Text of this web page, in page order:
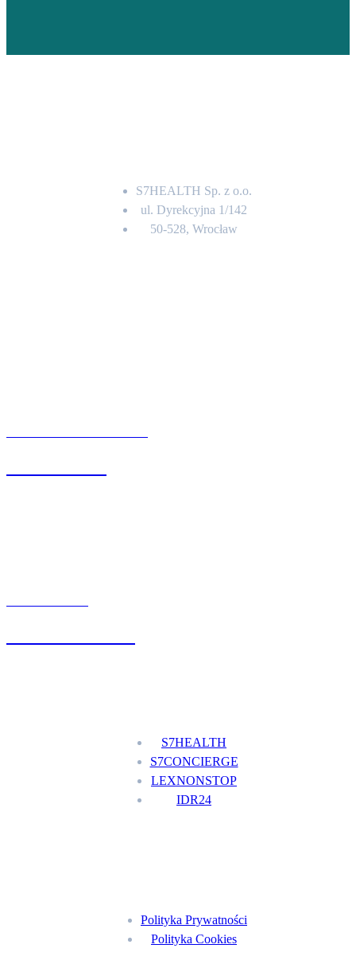
S7HEALTH Sp. z o.o.
ul. Dyrekcyjna 1/142
50-528, Wrocław
S7HEALTH
S7CONCIERGE
LEXNONSTOP
IDR24
Polityka Prywatności
Polityka Cookies